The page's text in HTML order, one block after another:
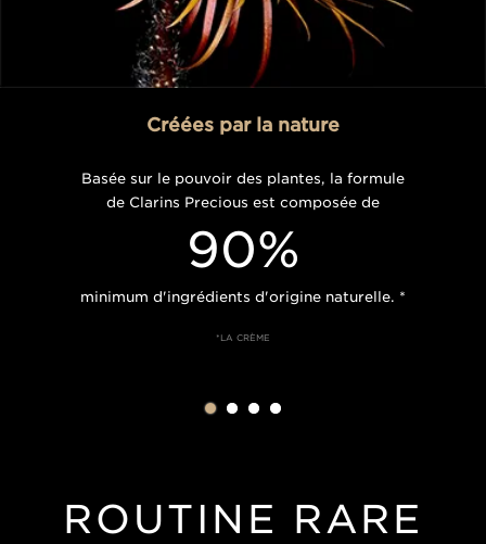
Créées par la nature
Basée sur le pouvoir des plantes, la formule
de Clarins Precious est composée de
90%
minimum d'ingrédients d'origine naturelle. *
*LA CRÈME
ROUTINE RARE